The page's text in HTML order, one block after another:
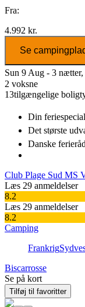
Fra:
4.992 kr.
Se
Sun 9 Aug - 3 nætter,
2 voksne
13tilgængelige
Din
Det største
Danske
Club Plage Sud MS
Læs 29 anmeldelser
8.2
Læs 29 anmeldelser
8.2
Camping
Frankrig
Biscarrosse
Se på kort
Tilføj til favoritter